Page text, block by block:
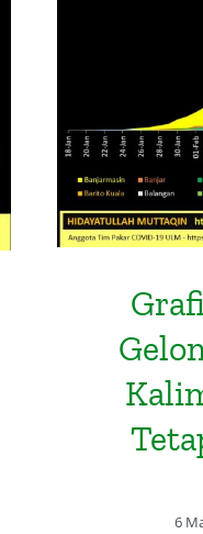
Grafik
6